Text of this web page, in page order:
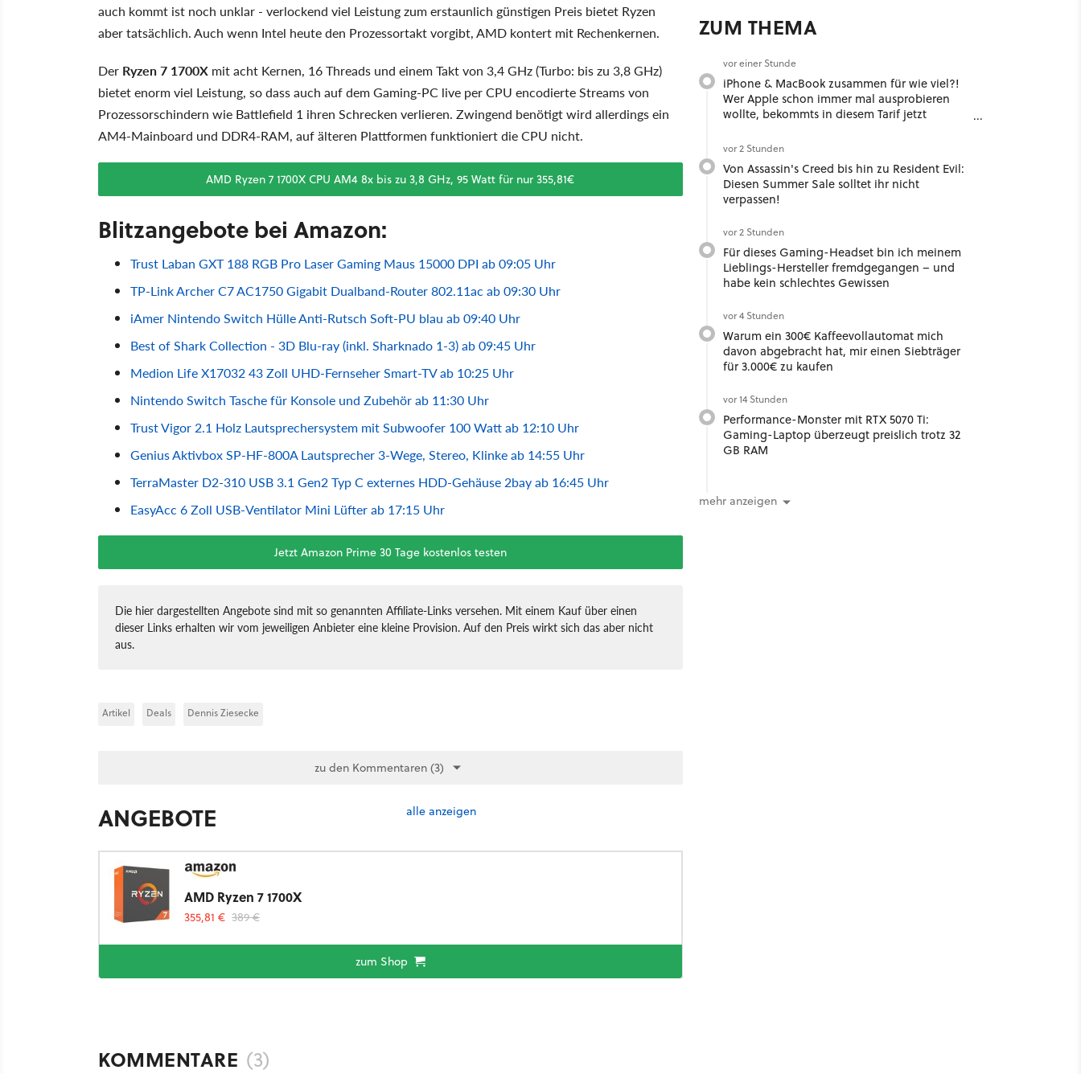
auch kommt ist noch unklar - verlockend viel Leistung zum erstaunlich günstigen Preis bietet Ryzen
aber tatsächlich. Auch wenn Intel heute den Prozessortakt vorgibt, AMD kontert mit Rechenkernen.
Der Ryzen 7 1700X mit acht Kernen, 16 Threads und einem Takt von 3,4 GHz (Turbo: bis zu 3,8 GHz)
bietet enorm viel Leistung, so dass auch auf dem Gaming-PC live per CPU encodierte Streams von
Prozessorschindern wie Battlefield 1 ihren Schrecken verlieren. Zwingend benötigt wird allerdings ein
AM4-Mainboard und DDR4-RAM, auf älteren Plattformen funktioniert die CPU nicht.
AMD Ryzen 7 1700X CPU AM4 8x bis zu 3,8 GHz, 95 Watt für nur 355,81€
Blitzangebote bei Amazon:
Trust Laban GXT 188 RGB Pro Laser Gaming Maus 15000 DPI ab 09:05 Uhr
TP-Link Archer C7 AC1750 Gigabit Dualband-Router 802.11ac ab 09:30 Uhr
iAmer Nintendo Switch Hülle Anti-Rutsch Soft-PU blau ab 09:40 Uhr
Best of Shark Collection - 3D Blu-ray (inkl. Sharknado 1-3) ab 09:45 Uhr
Medion Life X17032 43 Zoll UHD-Fernseher Smart-TV ab 10:25 Uhr
Nintendo Switch Tasche für Konsole und Zubehör ab 11:30 Uhr
Trust Vigor 2.1 Holz Lautsprechersystem mit Subwoofer 100 Watt ab 12:10 Uhr
Genius Aktivbox SP-HF-800A Lautsprecher 3-Wege, Stereo, Klinke ab 14:55 Uhr
TerraMaster D2-310 USB 3.1 Gen2 Typ C externes HDD-Gehäuse 2bay ab 16:45 Uhr
EasyAcc 6 Zoll USB-Ventilator Mini Lüfter ab 17:15 Uhr
Jetzt Amazon Prime 30 Tage kostenlos testen
Die hier dargestellten Angebote sind mit so genannten Affiliate-Links versehen. Mit einem Kauf über einen
dieser Links erhalten wir vom jeweiligen Anbieter eine kleine Provision. Auf den Preis wirkt sich das aber nicht
aus.
Artikel Deals Dennis Ziesecke
zu den Kommentaren (3)
ANGEBOTE alle anzeigen
AMD Ryzen 7 1700X
355,81 € 389 €
zum Shop
KOMMENTARE (3)
ZUM THEMA
vor einer Stunde
iPhone & MacBook zusammen für wie viel?!
Wer Apple schon immer mal ausprobieren
wollte, bekommts in diesem Tarif jetzt
vor 2 Stunden
Von Assassin's Creed bis hin zu Resident Evil:
Diesen Summer Sale solltet ihr nicht
verpassen!
vor 2 Stunden
Für dieses Gaming-Headset bin ich meinem
Lieblings-Hersteller fremdgegangen – und
habe kein schlechtes Gewissen
vor 4 Stunden
Warum ein 300€ Kaffeevollautomat mich
davon abgebracht hat, mir einen Siebträger
für 3.000€ zu kaufen
vor 14 Stunden
Performance-Monster mit RTX 5070 Ti:
Gaming-Laptop überzeugt preislich trotz 32
GB RAM
mehr anzeigen